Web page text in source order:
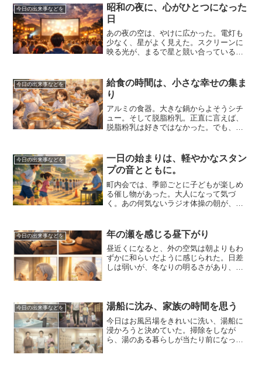
今日の出来事などを
昭和の夜に、心がひとつになった
日
あの夜の空は、やけに広かった。電灯も
少なく、星がよく見えた。スクリーンに
映る光が、まるで星と競い合っているよ
く、誰もが楽しそうだった。私は妹と弟
を両脇に座らせ、少し誇らし...
今日の出来事などを
給食の時間は、小さな幸せの集ま
り
アルミの食器。大きな鍋からよそうシチ
ュー。そして脱脂粉乳。正直に言えば、
脱脂粉乳は好きではなかった。でも、そ
「ちゃんと並んで！」なんて言ってい
た。パンをじゃんけんで争奪...
今日の出来事などを
一日の始まりは、軽やかなスタン
プの音とともに。
町内会では、季節ごとに子どもが楽しめ
る催し物があった。大人になって気づ
く。あの何気ないラジオ体操の朝が、一
いて、朝露が草の先に残っている時間
帯。妹と弟と三人で、遅刻しな...
今日の出来事などを 年の瀬を感じる昼下がり
昼近くになると、外の空気は朝よりもわ
ずかに和らいだように感じられた。日差
しは弱いが、冬なりの明るさがあり、静
じられた。街ではきっと、...
今日の出来事などを 湯船に沈み、家族の時間を思う
今日はお風呂場をきれいに洗い、湯船に
浸かろうと決めていた。掃除をしなが
ら、湯のある暮らしが当たり前になった